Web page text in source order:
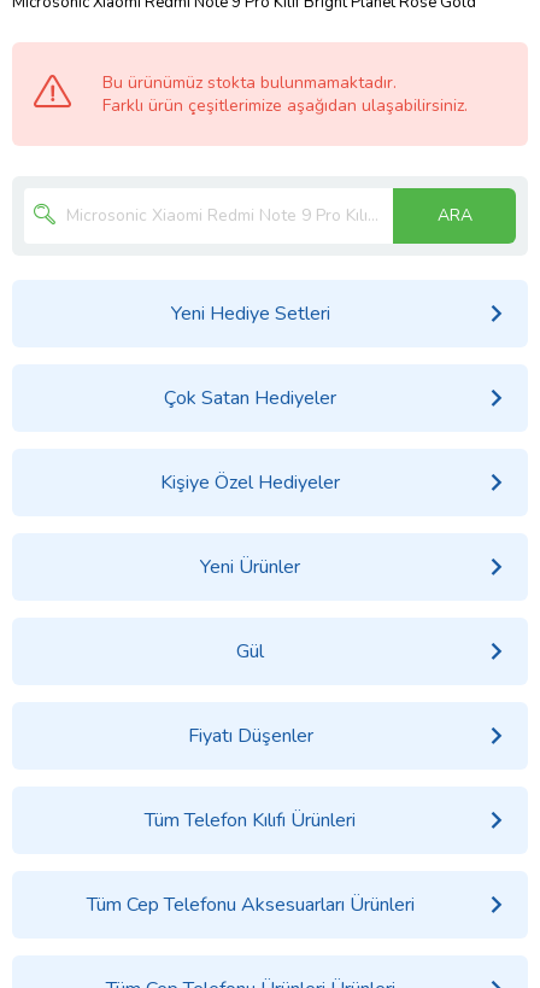
Bu ürünümüz stokta bulunmamaktadır.
Farklı ürün çeşitlerimize aşağıdan ulaşabilirsiniz.
ARA
Yeni Hediye Setleri
Çok Satan Hediyeler
Kişiye Özel Hediyeler
Yeni Ürünler
Gül
Fiyatı Düşenler
Tüm Telefon Kılıfı Ürünleri
Tüm Cep Telefonu Aksesuarları Ürünleri